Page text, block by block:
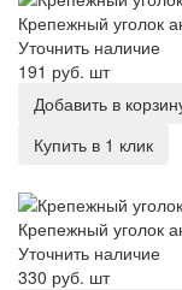
Крепежный уголок
Уточнить наличие
191 руб. шт
Добавить в
Купить в 1 клик
Крепежный уголок
Уточнить наличие
330 руб. шт